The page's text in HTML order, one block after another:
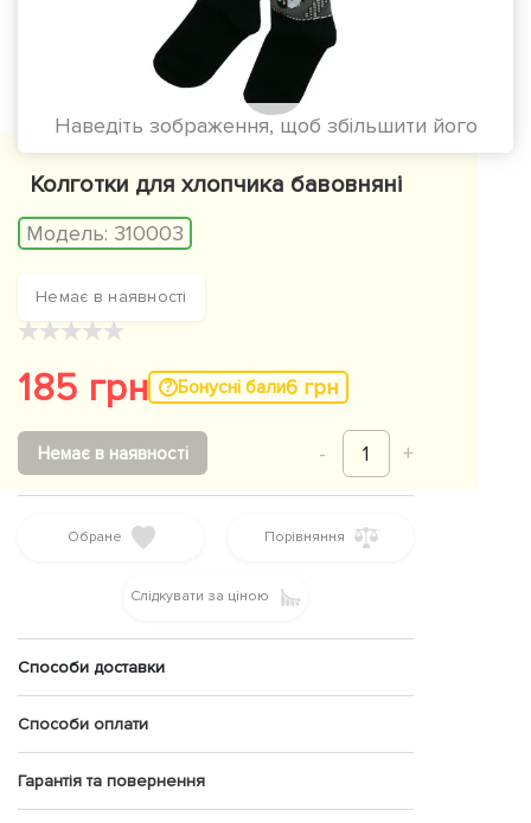
Наведіть зображення, щоб збільшити його
Колготки для хлопчика бавовняні
Модель: 310003
Немає в наявності
★★★★★
185 грн Бонусні бали6 грн
- 1 +
Немає в наявності
Обране Порівняння
Слідкувати за ціною
Способи доставки
Способи оплати
Гарантія та повернення